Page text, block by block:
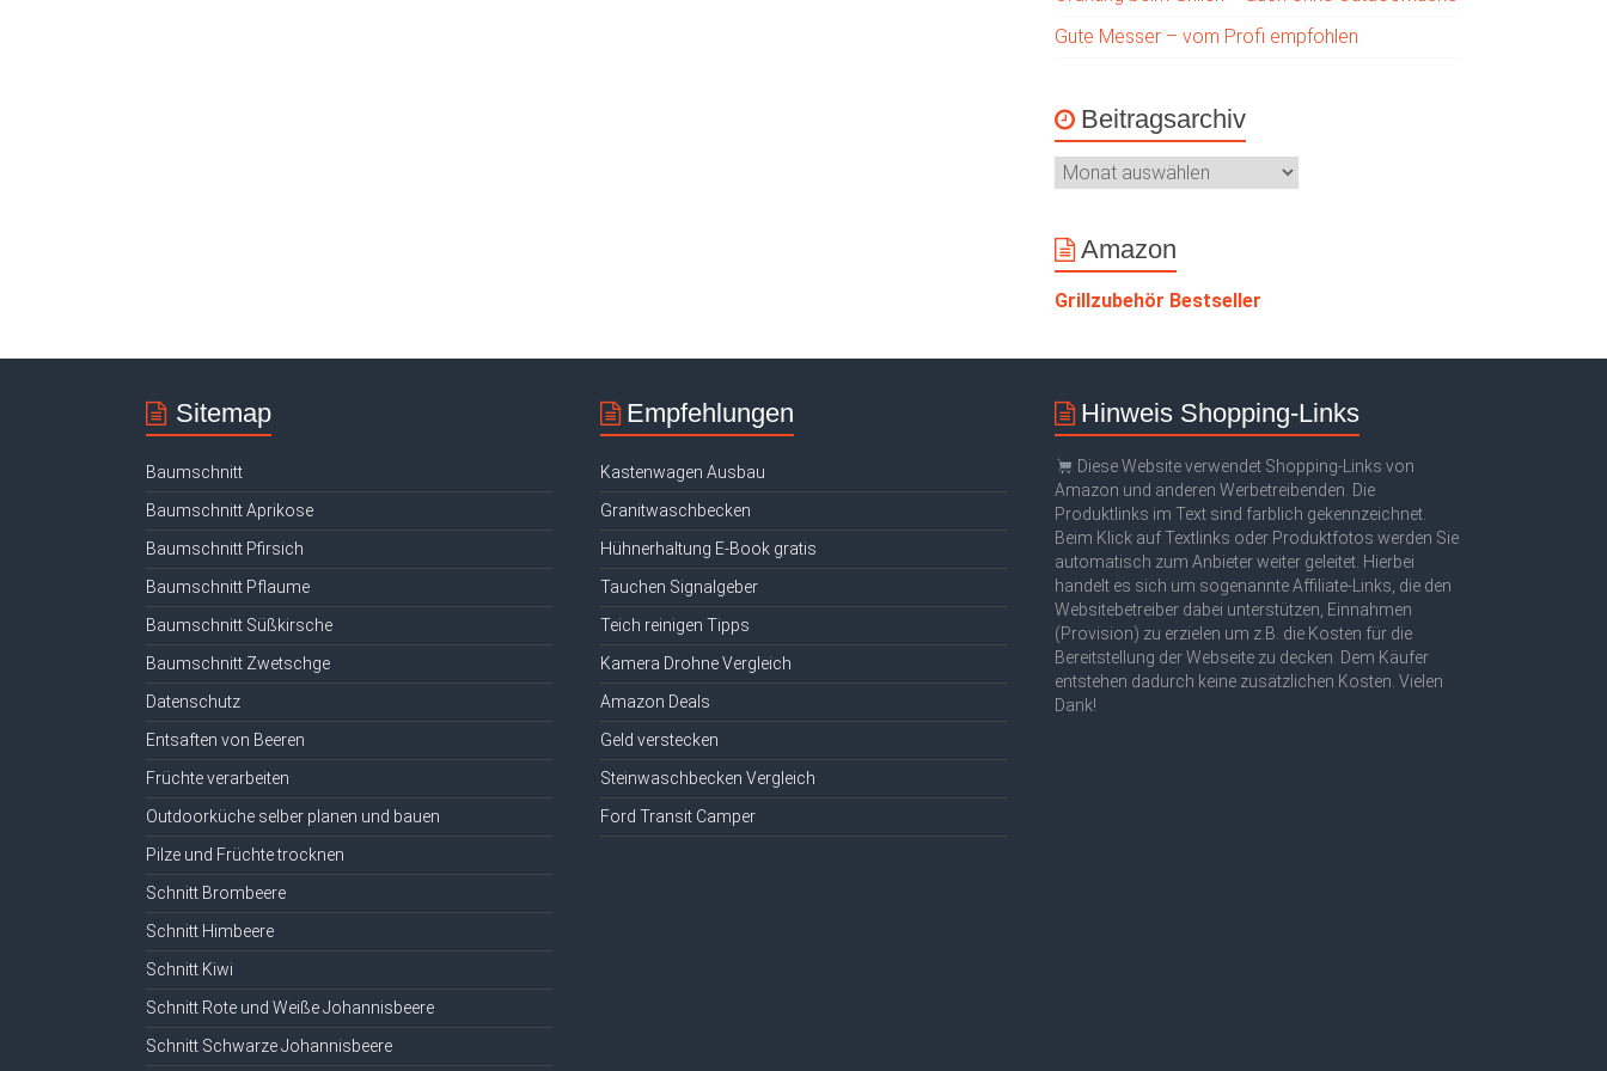
Gute Messer – vom Profi empfohlen
Beitragsarchiv
Amazon
Grillzubehör Bestseller
Sitemap
Baumschnitt
Baumschnitt Aprikose
Baumschnitt Pfirsich
Baumschnitt Pflaume
Baumschnitt Süßkirsche
Baumschnitt Zwetschge
Datenschutz
Entsaften von Beeren
Früchte verarbeiten
Outdoorküche selber planen und bauen
Pilze und Früchte trocknen
Schnitt Brombeere
Schnitt Himbeere
Schnitt Kiwi
Schnitt Rote und Weiße Johannisbeere
Schnitt Schwarze Johannisbeere
Empfehlungen
Kastenwagen Ausbau
Granitwaschbecken
Hühnerhaltung E-Book gratis
Tauchen Signalgeber
Teich reinigen Tipps
Kamera Drohne Vergleich
Amazon Deals
Geld verstecken
Steinwaschbecken Vergleich
Ford Transit Camper
Hinweis Shopping-Links
Diese Website verwendet Shopping-Links von
Amazon und anderen Werbetreibenden. Die
Produktlinks im Text sind farblich gekennzeichnet.
Beim Klick auf Textlinks oder Produktfotos werden Sie
automatisch zum Anbieter weiter geleitet. Hierbei
handelt es sich um sogenannte Affiliate-Links, die den
Websitebetreiber dabei unterstützen, Einnahmen
(Provision) zu erzielen um z.B. die Kosten für die
Bereitstellung der Webseite zu decken. Dem Käufer
entstehen dadurch keine zusätzlichen Kosten. Vielen
Dank!